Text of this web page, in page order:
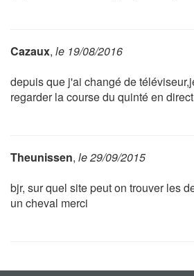
Cazaux, le 19/08/2016
depuis que j'ai changé de
regarder la course du quinté en
Theunissen, le 29/09/2015
bjr, sur quel site peut on trouver les
un cheval merci